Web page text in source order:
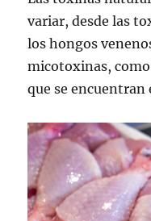
variar, desde las
los hongos
micotoxinas,
que se encuentran